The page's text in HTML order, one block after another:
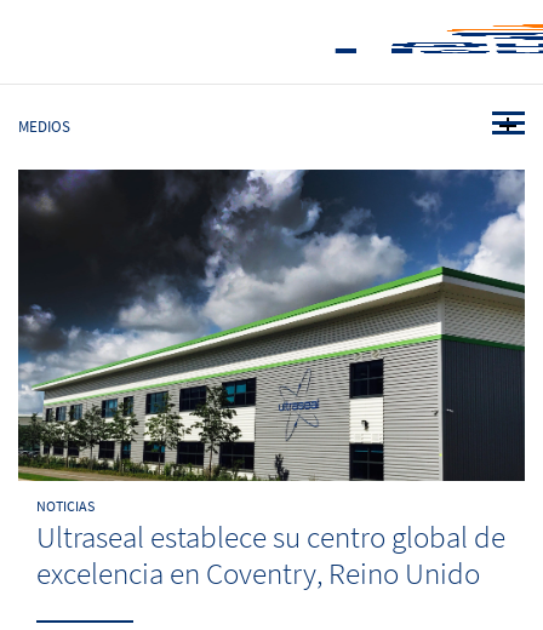
MEDIOS
NOTICIAS
Ultraseal establece su centro global de
excelencia en Coventry, Reino Unido